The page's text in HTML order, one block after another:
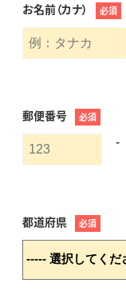
お名前（カナ） 必須
郵便番号 必須
-
都道府県 必須